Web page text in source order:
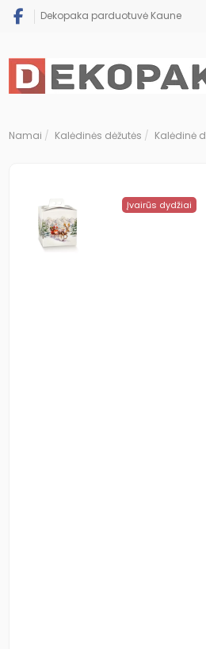
Dekopaka parduotuvė Kaune
Namai Kalėdinės dėžutės Kalėdinė
Įvairūs dydžiai